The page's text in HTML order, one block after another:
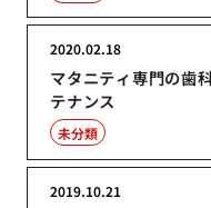
マタニティ専門の歯
テナンス
2020.02.18
未分類
2019.10.21